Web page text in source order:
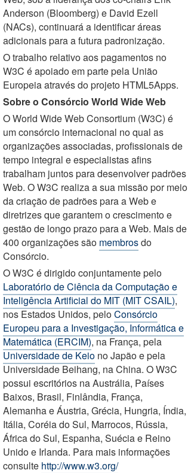
Anderson (Bloomberg) e David Ezell
(NACs), continuará a identificar áreas
adicionais para a futura padronização.
O trabalho relativo aos pagamentos no
W3C é apoiado em parte pela União
Europeia através do projeto HTML5Apps.
Sobre o Consórcio World Wide Web
O World Wide Web Consortium (W3C) é
um consórcio internacional no qual as
organizações associadas, profissionais de
tempo integral e especialistas afins
trabalham juntos para desenvolver padrões
Web. O W3C realiza a sua missão por meio
da criação de padrões para a Web e
diretrizes que garantem o crescimento e
gestão de longo prazo para a Web. Mais de
400 organizações são membrosdo
Consórcio.
O W3C é dirigido conjuntamente pelo
Laboratório de Ciência da Computação e
Inteligência Artificial do MIT (MIT CSAIL),
nos Estados Unidos, peloConsórcio
Europeu para a Investigação, Informática e
Matemática (ERCIM), na França, pela
Universidade de Keio no Japão e pela
Universidade Beihang, na China. O W3C
possui escritórios na Austrália, Países
Baixos, Brasil, Finlândia, França,
Alemanha e Áustria, Grécia, Hungria, Índia,
Itália, Coréia do Sul, Marrocos, Rússia,
África do Sul, Espanha, Suécia e Reino
Unido e Irlanda. Para mais informações
consulte http://www.w3.org/